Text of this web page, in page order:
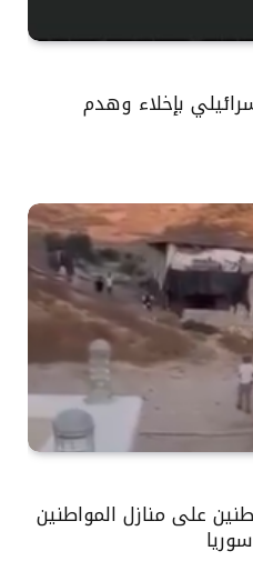
بإخلاء وهدم
على منازل المواطنين